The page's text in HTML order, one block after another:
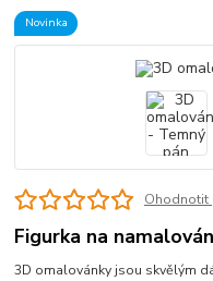
Novinka
Ohodnotit
Figurka na
3D omalovánky jsou skvělým